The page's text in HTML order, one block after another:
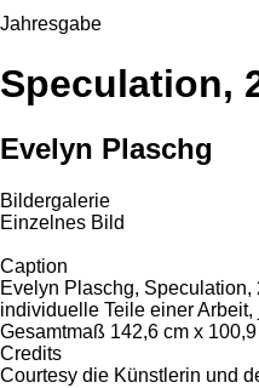
Jahresgabe
Speculation,
Evelyn Plaschg
Bildergalerie
Einzelnes Bild
Caption
Evelyn Plaschg,
individuelle Teile einer Arbeit,
Gesamtmaß 142,6 cm x
Credits
Courtesy die Künstlerin und